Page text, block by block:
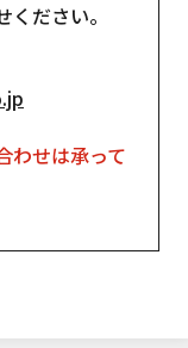
ださい。
わせは承って